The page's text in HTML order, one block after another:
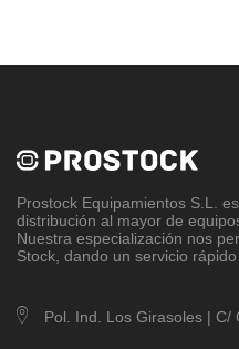
Prostock Equipamientos S.L
.
distribución al mayor de
Nuestra especialización nos
Stock, dando un servicio
Pol. Ind. Los Girasoles | C/